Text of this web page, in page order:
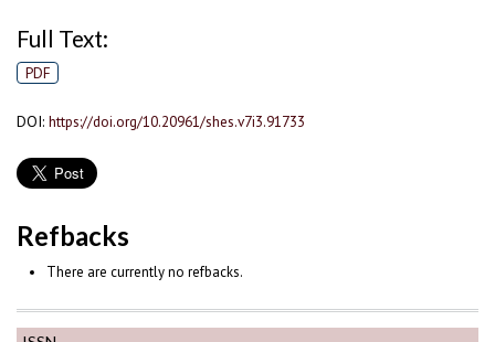
Full Text:
PDF
DOI: https://doi.org/10.20961/shes.v7i3.91733
Refbacks
There are currently no refbacks.